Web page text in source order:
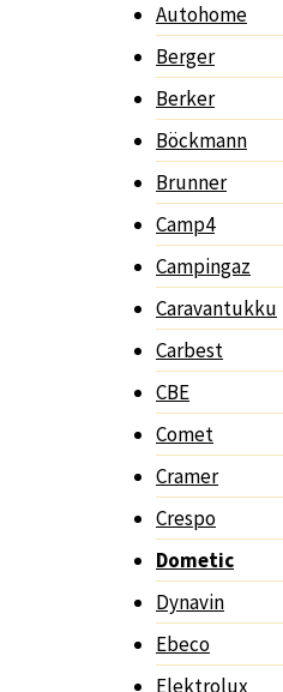
Autohome
Berger
Berker
Böckmann
Brunner
Camp4
Campingaz
Caravantukku
Carbest
CBE
Comet
Cramer
Crespo
Dometic
Dynavin
Ebeco
Elektrolux